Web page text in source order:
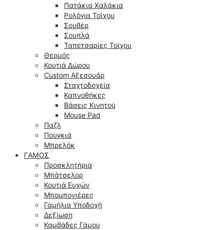
Πατάκια Χαλάκια
Ρολόγια Τοίχου
Σουβέρ
Σουπλά
Ταπετσαρίες Τοίχου
Θερμός
Κουτιά Δώρου
Custom Αξεσουάρ
Σταχτοδοχεία
Καπνοθήκες
Βάσεις Κινητού
Mouse Pad
Παζλ
Πουγκιά
Μπρελόκ
ΓΆΜΟΣ
Προσκλητήρια
Μπάτσελορ
Κουτιά Ευχών
Μπομπονιέρες
Γαμήλια Υποδοχή
Δεξίωση
Καμβάδες Γάμου